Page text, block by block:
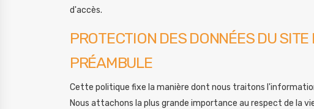
d'accès.
PROTECTION DES DONNÉES DU
PRÉAMBULE
Cette politique fixe la manière dont nous traitons
Nous attachons la plus grande importance au respect de la